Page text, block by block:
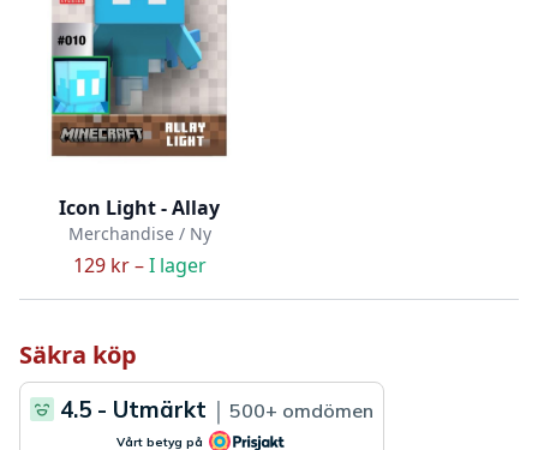
Icon Light - Allay
Merchandise / Ny
129 kr –I lager
Säkra köp